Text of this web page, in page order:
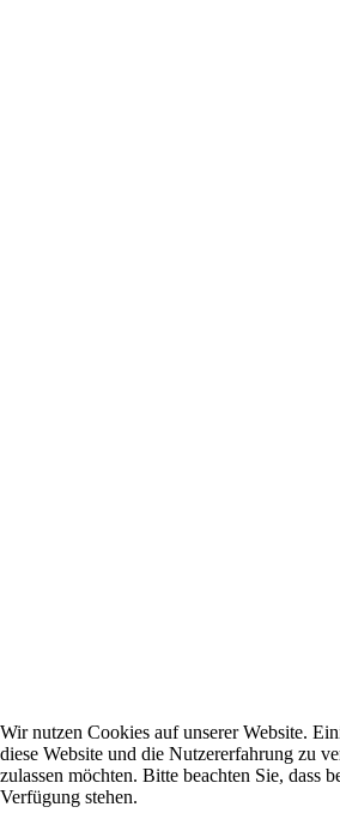
Wir nutzen Cookies auf unserer Website.
diese Website und die Nutzererfahrung zu
zulassen möchten. Bitte beachten Sie,
Verfügung stehen.